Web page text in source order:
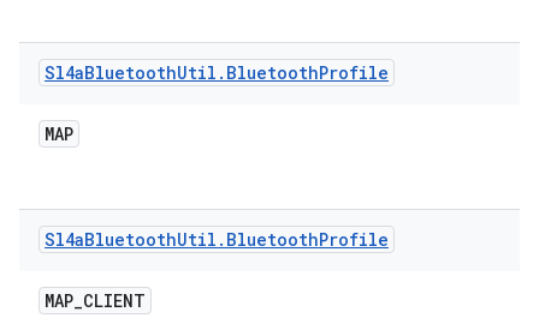
Sl4aBluetoothUtil . BluetoothProfile
MAP
Sl4aBluetoothUtil . BluetoothProfile
MAP_CLIENT